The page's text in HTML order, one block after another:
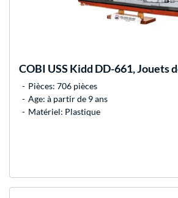
COBI USS Kidd DD-661, Jouets
Pièces: 706 pièces
Age: à partir de 9 ans
Matériel: Plastique